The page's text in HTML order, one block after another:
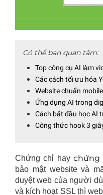
Có thể bạn quan tâm:
Top công cụ AI làm
Các cách tối ưu hóa
Website chuẩn
Ứng dụng AI trong
Cách bắt đầu học AI
Công thức hook 3
Chứng chỉ hay chứng
bảo mật website và
duyệt web của người
và kích hoạt SSL thì